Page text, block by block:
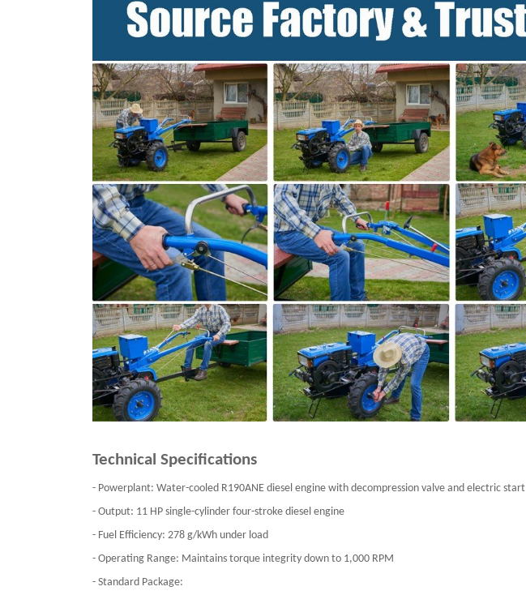
Technical Specifications
- Powerplant: Water-cooled R190ANE diesel engine with decompression valve and electric start
- Output: 11 HP single-cylinder four-stroke diesel engine
- Fuel Efficiency: 278 g/kWh under load
- Operating Range: Maintains torque integrity down to 1,000 RPM
- Standard Package: